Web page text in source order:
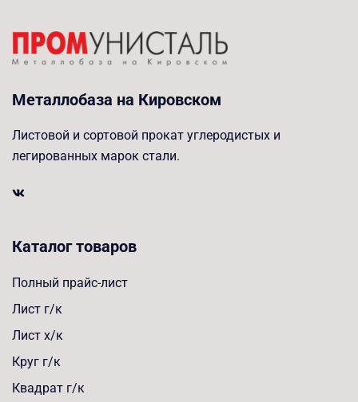
Металлобаза на Кировском
Листовой и сортовой прокат углеродистых и
легированных марок стали.
Каталог товаров
Полный прайс-лист
Лист г/к
Лист х/к
Круг г/к
Квадрат г/к